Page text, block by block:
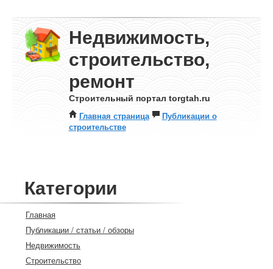
Недвижимость,
строительство,
ремонт
Строительный портал torgtah.ru
Главная страница
Публикации о
строительстве
Категории
Главная
Публикации / статьи / обзоры
Недвижимость
Строительство